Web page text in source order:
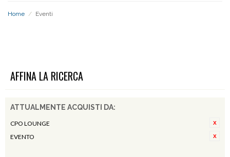
Home / Eventi
AFFINA LA RICERCA
ATTUALMENTE ACQUISTI DA:
CPO LOUNGE
EVENTO